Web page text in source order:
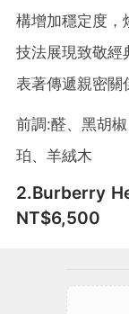
構增加穩定度，
技法展現致敬經
表著傳遞親密關
前調:醛、黑胡
珀、羊絨木
2.Burberry
NT$6,500